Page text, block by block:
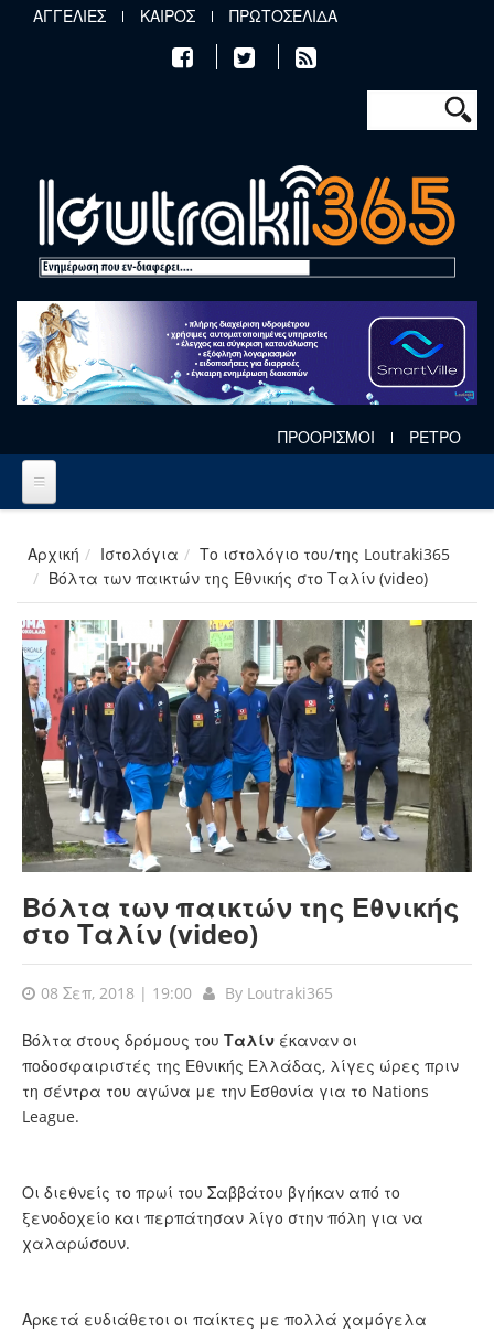
Παράκαμψη προς το κυρίως περιεχόμενο
ΑΓΓΕΛΙΕΣ ΚΑΙΡΟΣ ΠΡΩΤΟΣΕΛΙΔΑ
Φόρμα
Αναζήτηση
ΠΡΟΟΡΙΣΜΟΙ ΡΕΤΡΟ
Αρχική Ιστολόγια
Το ιστολόγιο του/της Loutraki365
Βόλτα των παικτών της Εθνικής στο Ταλίν (video)
Βόλτα των παικτών της Εθνικής
στο Ταλίν (video)
08 Σεπ, 2018 | 19:00 By Loutraki365
Βόλτα στους δρόμους του Ταλίν έκαναν οι
ποδοσφαιριστές της Εθνικής Ελλάδας, λίγες ώρες πριν
τη σέντρα του αγώνα με την Εσθονία για το Nations
League.
Οι διεθνείς το πρωί του Σαββάτου βγήκαν από το
ξενοδοχείο και περπάτησαν λίγο στην πόλη για να
χαλαρώσουν.
Αρκετά ευδιάθετοι οι παίκτες με πολλά χαμόγελα